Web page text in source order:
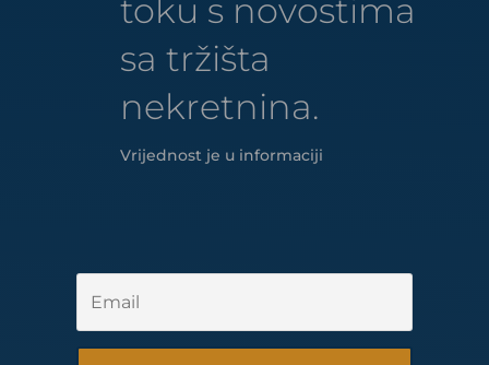
toku s novostima
sa tržišta
nekretnina.
Vrijednost je u informaciji